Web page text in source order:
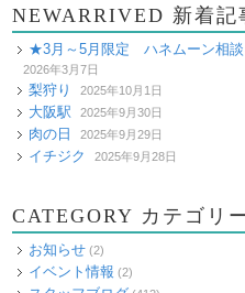
NEWARRIVED 新着記
★3月～5月限定 ハネムーン相
2026年3月7日
梨狩り 2025年10月1日
大阪駅 2025年9月30日
肉の日 2025年9月29日
イチジク 2025年9月28日
CATEGORY カテゴリ
お知らせ (2)
イベント情報 (2)